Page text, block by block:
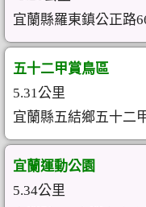
宜蘭縣羅東鎮公正路
五十二甲賞鳥區
5.31公里
宜蘭縣五結鄉五十二
宜蘭運動公園
5.34公里